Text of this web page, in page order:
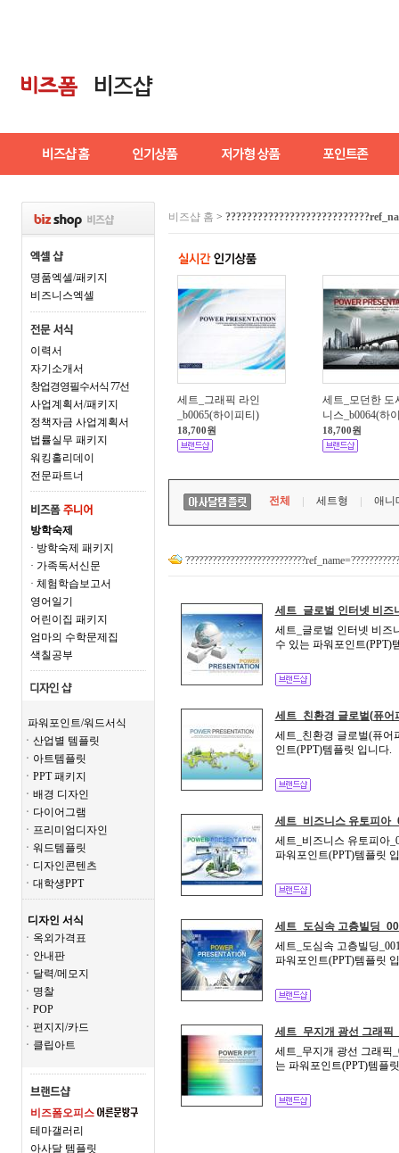
명품엑셀/패키지
비즈니스엑셀
이력서
자기소개서
창업경영필수서식 77선
사업계획서/패키지
정책자금 사업계획서
법률실무 패키지
워킹홀리데이
전문파트너
방학숙제
· 방학숙제 패키지
· 가족독서신문
· 체험학습보고서
영어일기
어린이집 패키지
엄마의 수학문제집
색칠공부
파워포인트/워드서식
ㆍ산업별 템플릿
ㆍ아트템플릿
ㆍPPT 패키지
ㆍ배경 디자인
ㆍ다이어그램
ㆍ프리미엄디자인
ㆍ워드템플릿
ㆍ디자인콘텐츠
ㆍ대학생PPT
디자인 서식
ㆍ옥외가격표
ㆍ안내판
ㆍ달력/메모지
ㆍ명찰
ㆍPOP
ㆍ편지지/카드
ㆍ클립아트
비즈폼오피스
테마갤러리
아사달 템플릿
비즈샵 홈 >
세트_그래픽 라인
_b0065(하이피티)
18,700원
세트_모던한 도
니스_b0064(하
18,700원
전체 세트형 애니
세트_글로벌 인터넷 비즈
세트_글로벌 인터넷 비즈
수 있는 파워포인트(PPT)
세트_친환경 글로벌(퓨어
세트_친환경 글로벌(퓨어
인트(PPT)템플릿 입니다.
세트_비즈니스 유토피아
세트_비즈니스 유토피아
파워포인트(PPT)템플릿
세트_도심속 고층빌딩
세트_도심속 고층빌딩
파워포인트(PPT)템플릿
세트_무지개 광선 그래픽
세트_무지개 광선 그래픽
는 파워포인트(PPT)템플